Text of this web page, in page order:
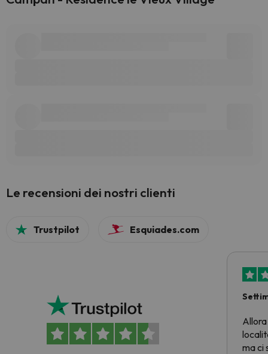
Le recensioni dei nostri clienti
Trustpilot Esquiades.com
Allora
ma ci